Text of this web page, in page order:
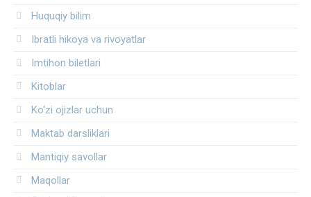
Huquqiy bilim
Ibratli hikoya va rivoyatlar
Imtihon biletlari
Kitoblar
Ko‘zi ojizlar uchun
Maktab darsliklari
Mantiqiy savollar
Maqollar